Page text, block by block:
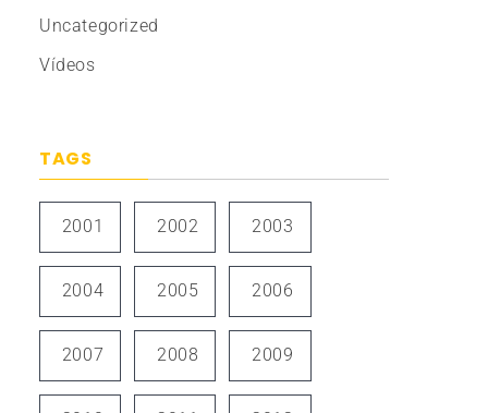
Uncategorized
Vídeos
TAGS
2001 2002 2003
2004 2005 2006
2007 2008 2009